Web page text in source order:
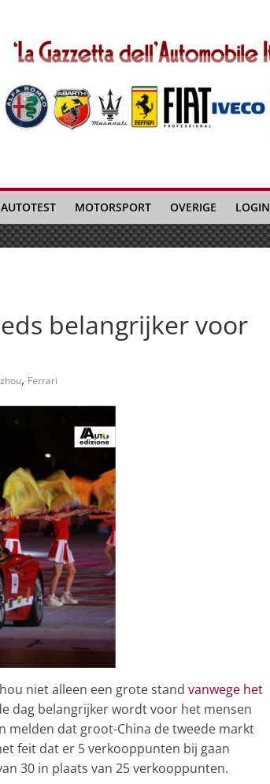
AUTOTEST MOTORSPORT OVERIGE LOGIN
belangrijker voor
, Ferrari
niet alleen een grote stand vanwege het
dag belangrijker wordt voor het mensen
melden dat groot-China de tweede markt
feit dat er 5 verkooppunten bij gaan
30 in plaats van 25 verkooppunten.